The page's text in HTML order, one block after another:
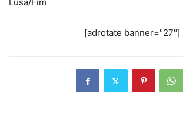
[adrotate banner="27"]